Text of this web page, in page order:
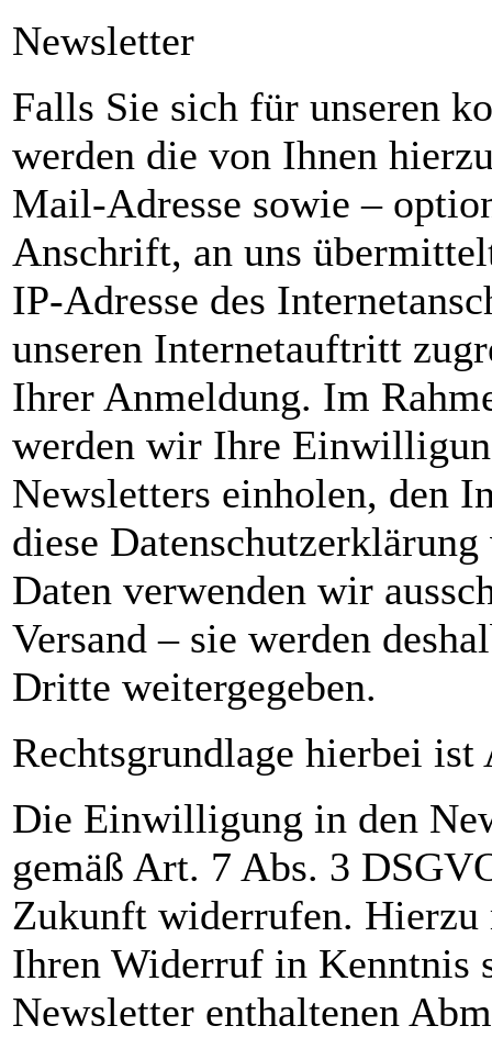
Newsletter
Falls Sie sich für unseren
werden die von Ihnen
Mail-Adresse sowie –
Anschrift, an uns
IP-Adresse des
unseren Internetauftritt
Ihrer Anmeldung. Im
werden wir Ihre
Newsletters einholen, den
diese
Daten verwenden wir
Versand – sie werden
Dritte weitergegeben.
Rechtsgrundlage hierbei
Die Einwilligung in den
gemäß Art. 7 Abs. 3
Zukunft widerrufen. Hierzu
Ihren Widerruf in Kenntnis
Newsletter enthaltenen